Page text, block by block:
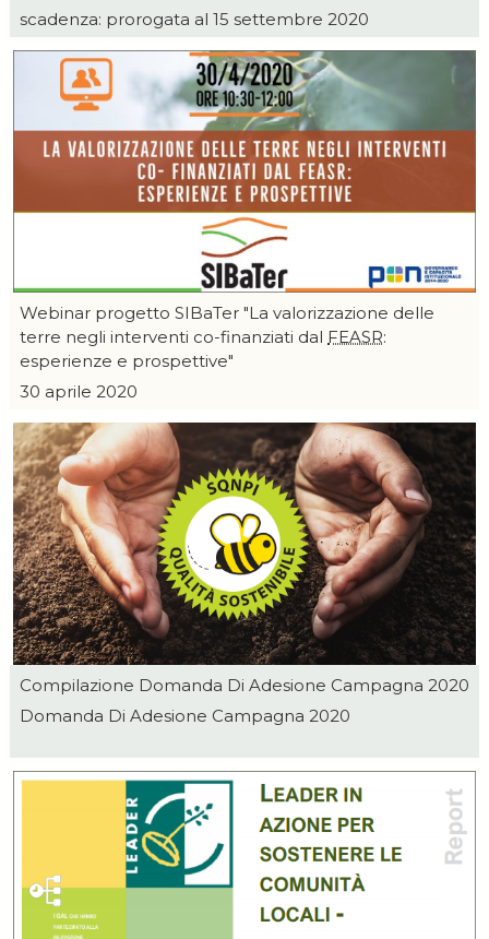
scadenza: prorogata al 15 settembre 2020
Webinar progetto SIBaTer "La valorizzazione delle
terre negli interventi co-finanziati dal FEASR:
esperienze e prospettive"
30 aprile 2020
Compilazione Domanda Di Adesione Campagna 2020
Domanda Di Adesione Campagna 2020